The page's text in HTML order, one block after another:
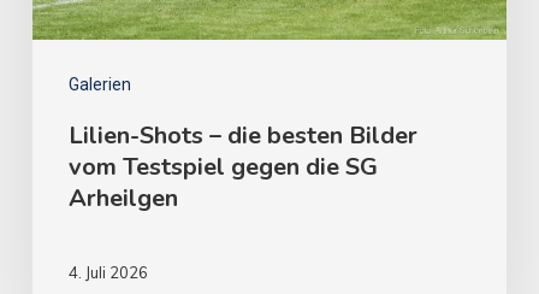
Galerien
Lilien-Shots – die besten Bilder
vom Testspiel gegen die SG
Arheilgen
4. Juli 2026